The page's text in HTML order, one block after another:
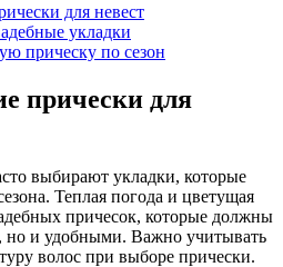
для невест
укладки
прическу по сезон
прически для
выбирают укладки, которые
Теплая погода и цветущая
причесок, которые должны
но и удобными. Важно учитывать
волос при выборе прически.